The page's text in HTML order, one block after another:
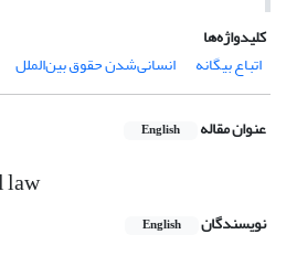
کلیدواژه‌ها
اتباع بیگانه
انسانی‌شدن حقوق بین‌الملل
عنوان مقاله English
law
نویسندگان English